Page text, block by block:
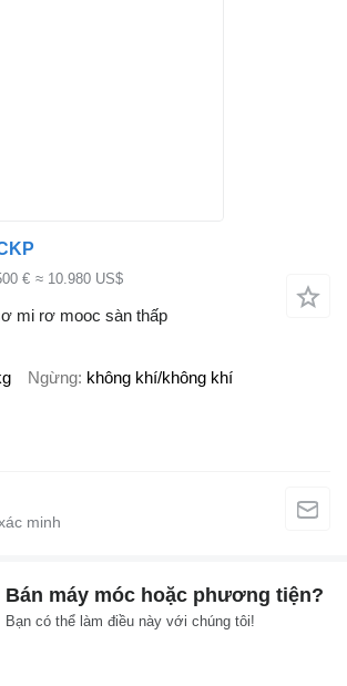
€ ≈ 10.980 US$
mi rơ mooc sàn thấp
Ngừng không khí/không khí
Bán máy móc hoặc phương tiện?
Bạn có thể làm điều này với chúng tôi!